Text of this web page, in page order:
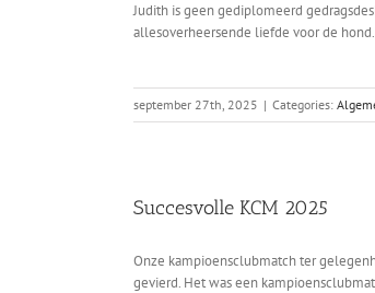
Judith is geen gediplomeerd
allesoverheersende liefde voor de hond.
september 27th, 2025 | Categories:
Succesvolle KCM 2025
Onze kampioensclubmatch ter
gevierd. Het was een